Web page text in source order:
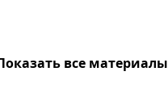
все материалы